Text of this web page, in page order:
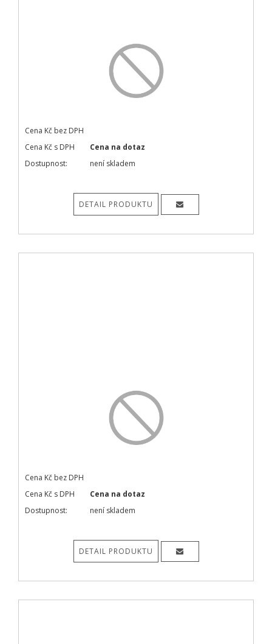
Cena Kč bez DPH
Cena Kč s DPH
Cena na dotaz
Dostupnost:
není skladem
DETAIL PRODUKTU
Cena Kč bez DPH
Cena Kč s DPH
Cena na dotaz
Dostupnost:
není skladem
DETAIL PRODUKTU